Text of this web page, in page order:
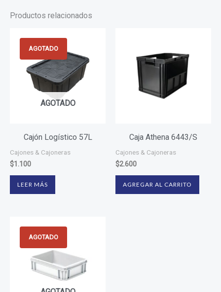
Productos relacionados
AGOTADO
AGOTADO
Cajón Logístico 57L
Cajones & Cajoneras
$1.100
LEER MÁS
Caja Athena 6443/S
Cajones & Cajoneras
$2.600
AGREGAR AL CARRITO
AGOTADO